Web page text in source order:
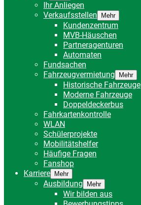
Ihr Anliegen
Verkaufsstellen
Mehr
Kundenzentrum
MVB-Häuschen
Partneragenturen
Automaten
Fundsachen
Fahrzeugvermietung
Mehr
Historische Fahrzeuge
Moderne Fahrzeuge
Doppeldeckerbus
Fahrkartenkontrolle
WLAN
Schülerprojekte
Mobilitätshelfer
Häufige Fragen
Fanshop
Karriere
Mehr
Ausbildung Mehr
Wir bilden aus